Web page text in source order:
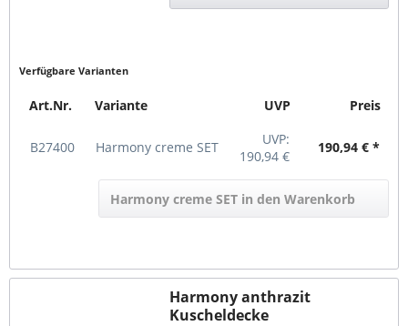
Verfügbare Varianten
Art.Nr. Variante UVP Preis
B27400 Harmony creme SET
UVP:
190,94 €
190,94 € *
Harmony creme SET in den Warenkorb
Harmony anthrazit
Kuscheldecke